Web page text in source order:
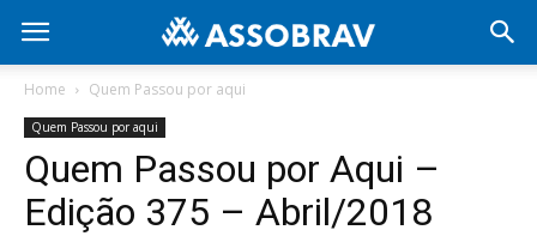
Home Quem Passou por aqui
Quem Passou por aqui
Quem Passou por Aqui –
Edição 375 – Abril/2018